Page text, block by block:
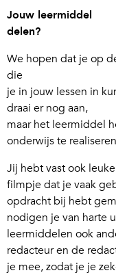
Jouw leermiddel
delen?
We hopen dat je op
die
je in jouw lessen in
draai er nog aan,
maar het leermiddel
onderwijs te
Jij hebt vast ook
filmpje dat je vaak
opdracht bij hebt
nodigen je van harte
leermiddelen ook
redacteur en de
je mee, zodat je je